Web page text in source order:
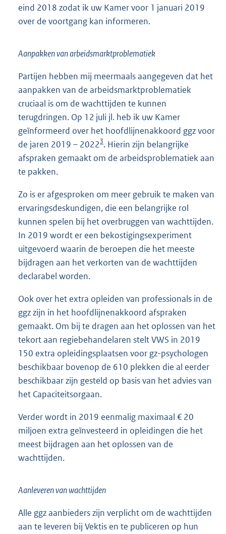
eind 2018 zodat ik uw Kamer voor 1 januari 2019
over de voortgang kan informeren.
Aanpakken van arbeidsmarktproblematiek
Partijen hebben mij meermaals aangegeven dat het
aanpakken van de arbeidsmarktproblematiek
cruciaal is om de wachttijden te kunnen
terugdringen. Op 12 juli jl. heb ik uw Kamer
geïnformeerd over het hoofdlijnenakkoord ggz voor
de jaren 2019 – 20223. Hierin zijn belangrijke
afspraken gemaakt om de arbeidsproblematiek aan
te pakken.
Zo is er afgesproken om meer gebruik te maken van
ervaringsdeskundigen, die een belangrijke rol
kunnen spelen bij het overbruggen van wachttijden.
In 2019 wordt er een bekostigingsexperiment
uitgevoerd waarin de beroepen die het meeste
bijdragen aan het verkorten van de wachttijden
declarabel worden.
Ook over het extra opleiden van professionals in de
ggz zijn in het hoofdlijnenakkoord afspraken
gemaakt. Om bij te dragen aan het oplossen van het
tekort aan regiebehandelaren stelt VWS in 2019
150 extra opleidingsplaatsen voor gz-psychologen
beschikbaar bovenop de 610 plekken die al eerder
beschikbaar zijn gesteld op basis van het advies van
het Capaciteitsorgaan.
Verder wordt in 2019 eenmalig maximaal € 20
miljoen extra geïnvesteerd in opleidingen die het
meest bijdragen aan het oplossen van de
wachttijden.
Aanleveren van wachttijden
Alle ggz aanbieders zijn verplicht om de wachttijden
aan te leveren bij Vektis en te publiceren op hun